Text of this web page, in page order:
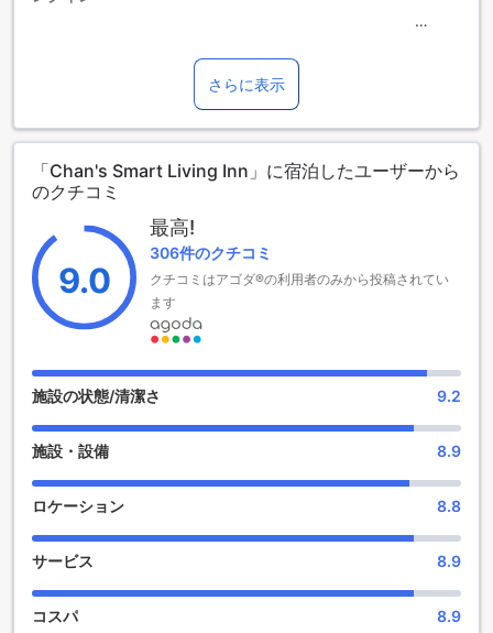
ンで快適なホテルです。全18室の客室は、現代的なデザイン
と快適さを兼ね備え、長期滞在から短期旅行まで幅広く対応
しています。お客様がリラックスできる空間を提供し、心地
よい滞在をお約束します。
チェックインは午後2時から可能で、チェックアウトは午前11
時までとなっており、柔軟なスケジュールでお過ごしいただ
けます。特にご家族連れには嬉しいポイントとして、6歳から
13歳までのお子様は無料でご宿泊いただけます。家族みんな
で安心して滞在できる理想的な宿泊先です。
アクティブなひとときを楽しめるスポーツ施設
Chan's Smart Living Innでは、リラックスしながらもアクテ
ィブに過ごせる素晴らしいスポーツ施設をご用意していま
す。屋外プールは広々とした空間で、日光浴や泳ぎを楽しむ
のに最適です。温かい陽射しの下でのんびりと泳ぎながら、
便利な施設で快適な滞在をサポート
チャンズ・スマートリビングインでは、ゲストの皆様に快適
完備しています。観光情報やレストランの予約など、さまざ
まなリクエストに迅速に対応し、旅のサポートをいたしま
す。さらに、館内には暖炉も設置されており、寒い季節には
温かみのある雰囲気の中でリラックスした時間をお過ごしい
さらに表示
「Chan's Smart Living Inn」に宿泊したユーザーから
のクチコミ
9.0
最高!
306件のクチコミ
クチコミはアゴダ®の利用者のみから投稿されてい
ます
施設の状態/清潔さ 9.2
施設・設備 8.9
ロケーション 8.8
サービス 8.9
コスパ 8.9